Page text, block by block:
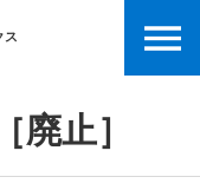
ス
廃止］